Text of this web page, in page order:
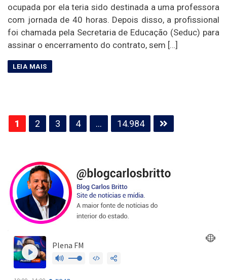
ocupada por ela teria sido destinada a uma professora
com jornada de 40 horas. Depois disso, a profissional
foi chamada pela Secretaria de Educação (Seduc) para
assinar o encerramento do contrato, sem […]
Paginação
de
1 2 3 4 … 14.984